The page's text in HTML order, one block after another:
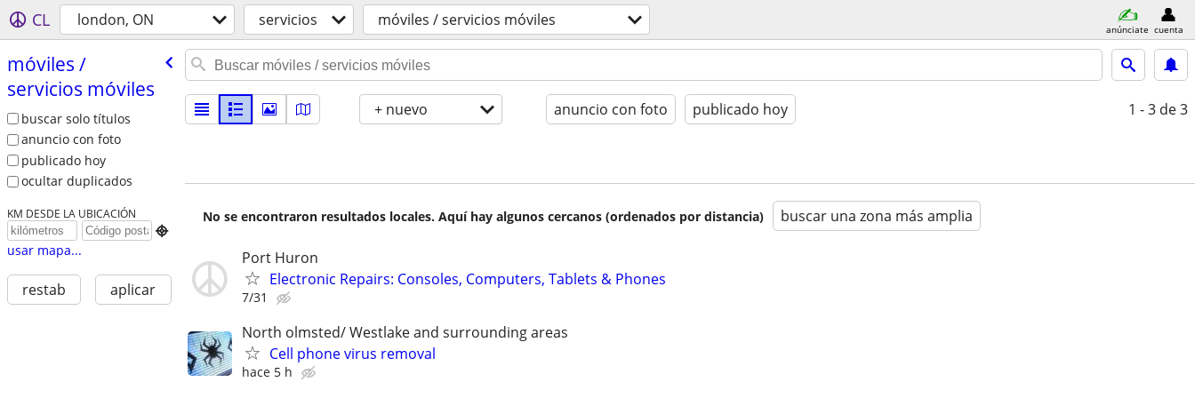
CL london, ON servicios móviles / servicios móviles anúnciate cuenta
móviles /​
servicios móviles
buscar solo títulos
anuncio con foto
publicado hoy
ocultar duplicados
KM DESDE LA UBICACIÓN

usar mapa...
restab aplicar
+ nuevo anuncio con foto publicado hoy 1 - 3 de 3
No se encontraron resultados locales. Aquí hay algunos cercanos (ordenados por distancia) buscar una zona más amplia
Port Huron
Electronic Repairs: Consoles, Computers, Tablets & Phones
7/31
North olmsted/ Westlake and surrounding areas
Cell phone virus removal
hace 5 h